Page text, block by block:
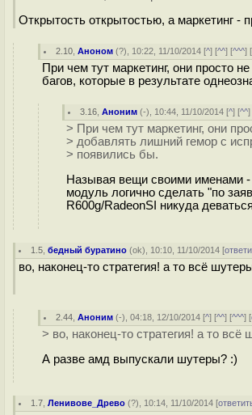
Открытость открытостью, а маркетинг -
2.10 ,Аноном (?), 10:22, 11/10/2014 [^] [^^] [^^^] [
При чем тут маркетинг, они просто
багов, которые в результате
3.16 ,Аноним (-), 10:44, 11/10/2014 [^] [^^]
> При чем тут маркетинг, они
> добавлять лишний гемор с
> появились бы.
Называя вещи своими именами -
модуль логично сделать "по
R600g/RadeonSI никуда
1.5 ,бедный буратино (ok), 10:10, 11/10/2014 [
во, наконец-то стратегия! а то всё
2.44 ,Аноним (-), 04:18, 12/10/2014 [^] [^^] [^^^] [
> во, наконец-то стратегия! а то
А разве амд выпускали шутеры? :)
1.7 ,Ленивове_Древо (?), 10:14, 11/10/2014 [